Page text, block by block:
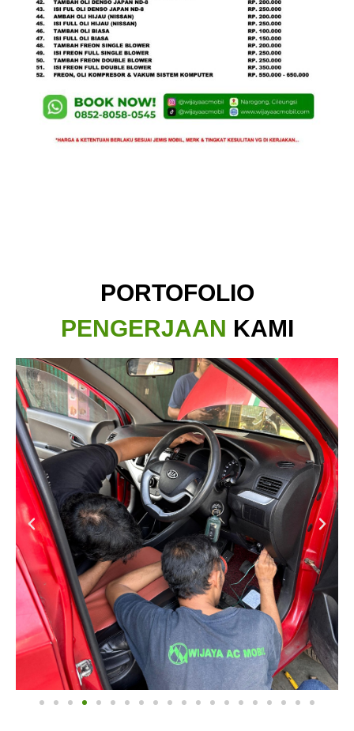
PORTOFOLIO
PENGERJAAN KAMI